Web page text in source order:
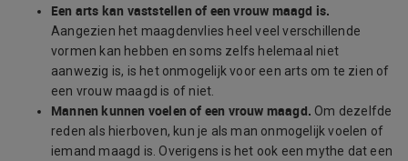
Een arts kan vaststellen of een vrouw maagd is.
Aangezien het maagdenvlies heel veel verschillende
vormen kan hebben en soms zelfs helemaal niet
aanwezig is, is het onmogelijk voor een arts om te zien of
een vrouw maagd is of niet.
Mannen kunnen voelen of een vrouw maagd. Om dezelfde
reden als hierboven, kun je als man onmogelijk voelen of
iemand maagd is. Overigens is het ook een mythe dat een